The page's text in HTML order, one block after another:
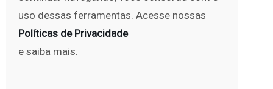
uso dessas ferramentas. Acesse nossas
Políticas de Privacidade
e saiba mais.